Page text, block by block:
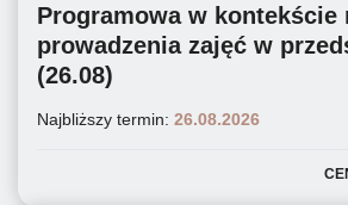
Programowa w kontekście
prowadzenia zajęć w
(26.08)
Najbliższy termin: 26.08.2026